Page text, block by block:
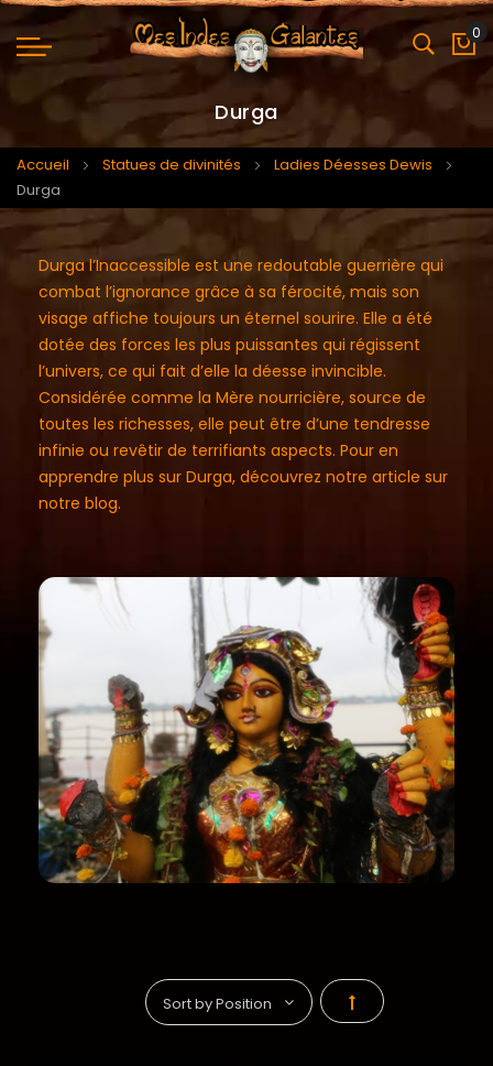
0
Durga
Accueil Statues de divinités
Ladies Déesses Dewis
Durga
Durga l’Inaccessible est une redoutable guerrière qui
combat l’ignorance grâce à sa férocité, mais son
visage affiche toujours un éternel sourire. Elle a été
dotée des forces les plus puissantes qui régissent
l’univers, ce qui fait d’elle la déesse invincible.
Considérée comme la Mère nourricière, source de
toutes les richesses, elle peut être d’une tendresse
infinie ou revêtir de terrifiants aspects. Pour en
apprendre plus sur Durga, découvrez notre article sur
notre blog.
Par